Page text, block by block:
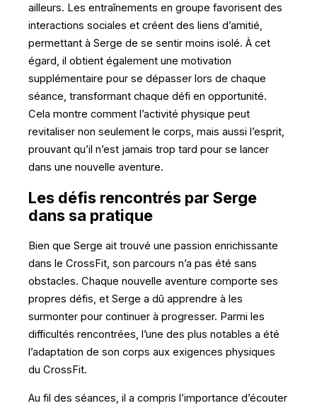
ailleurs. Les entraînements en groupe favorisent des
interactions sociales et créent des liens d’amitié,
permettant à Serge de se sentir moins isolé. À cet
égard, il obtient également une motivation
supplémentaire pour se dépasser lors de chaque
séance, transformant chaque défi en opportunité.
Cela montre comment l’activité physique peut
revitaliser non seulement le corps, mais aussi l’esprit,
prouvant qu’il n’est jamais trop tard pour se lancer
dans une nouvelle aventure.
Les défis rencontrés par Serge
dans sa pratique
Bien que Serge ait trouvé une passion enrichissante
dans le CrossFit, son parcours n’a pas été sans
obstacles. Chaque nouvelle aventure comporte ses
propres défis, et Serge a dû apprendre à les
surmonter pour continuer à progresser. Parmi les
difficultés rencontrées, l’une des plus notables a été
l’adaptation de son corps aux exigences physiques
du CrossFit.
Au fil des séances, il a compris l’importance d’écouter